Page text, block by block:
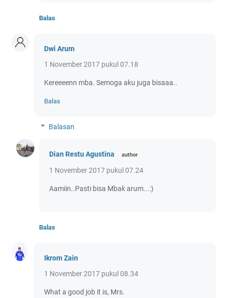
Balas
Dwi Arum
1 November 2017 pukul 07.18
Kereeeenn mba. Semoga aku juga bisaaa..
Balas
Balasan
Dian Restu Agustina
1 November 2017 pukul 07.24
Aamiin..Pasti bisa Mbak arum...:)
Balas
Ikrom Zain
1 November 2017 pukul 08.34
What a good job it is, Mrs.